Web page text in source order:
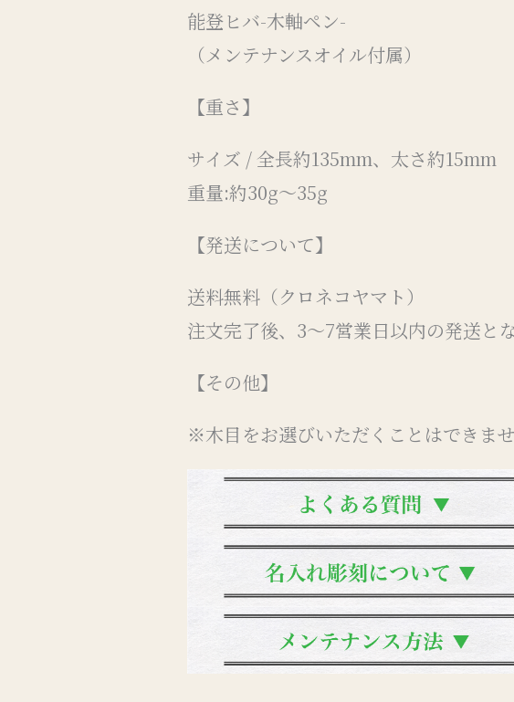
能登ヒバ-木軸ペン-
（メンテナンスオイル付属）
【重さ】
サイズ / 全長約135mm、太さ約15mm
重量:約30g〜35g
【発送について】
送料無料（クロネコヤマト）
注文完了後、3～7営業日以内の発送とな
【その他】
※木目をお選びいただくことはできませ